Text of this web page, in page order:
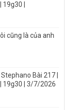
|
cũng là của anh
Bài 217 |
19g30 | 3/7/2026